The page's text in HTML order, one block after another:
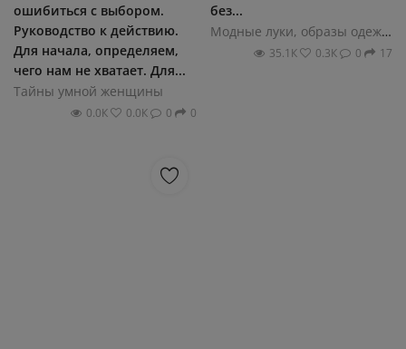
ошибиться с выбором.
Руководство к действию.
Для начала, определяем,
чего нам не хватает. Для...
Тайны умной женщины
0.0К 0.0К 0 0
без...
Модные луки, образы одежды
35.1К 0.3К 0 17